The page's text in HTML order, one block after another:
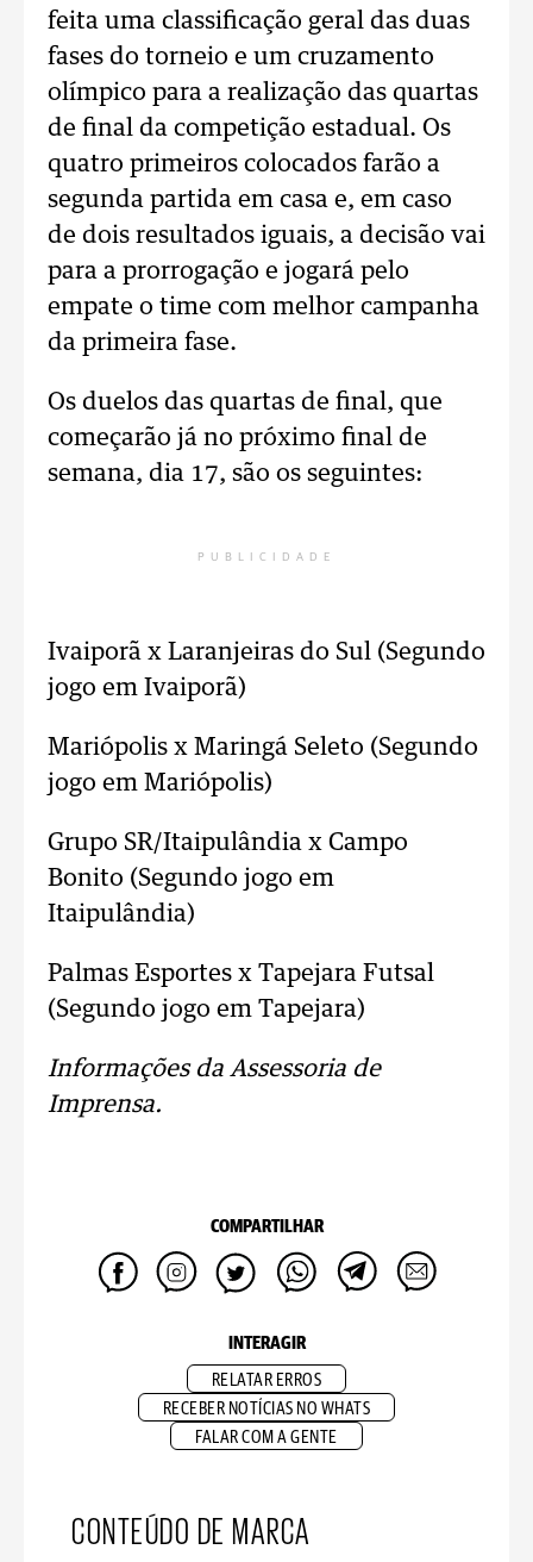
feita uma classificação geral das duas
fases do torneio e um cruzamento
olímpico para a realização das quartas
de final da competição estadual. Os
quatro primeiros colocados farão a
segunda partida em casa e, em caso
de dois resultados iguais, a decisão vai
para a prorrogação e jogará pelo
empate o time com melhor campanha
da primeira fase.
Os duelos das quartas de final, que
começarão já no próximo final de
semana, dia 17, são os seguintes:
PUBLICIDADE
Ivaiporã x Laranjeiras do Sul (Segundo
jogo em Ivaiporã)
Mariópolis x Maringá Seleto (Segundo
jogo em Mariópolis)
Grupo SR/Itaipulândia x Campo
Bonito (Segundo jogo em
Itaipulândia)
Palmas Esportes x Tapejara Futsal
(Segundo jogo em Tapejara)
Informações da Assessoria de
Imprensa.
COMPARTILHAR
INTERAGIR
RELATAR ERROS
RECEBER NOTÍCIAS NO WHATS
FALAR COM A GENTE
CONTEÚDO DE MARCA